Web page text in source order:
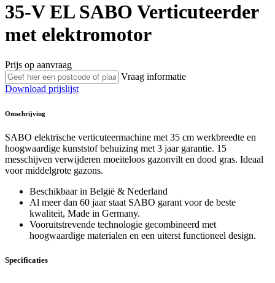
35-V EL SABO Verticuteerder
met elektromotor
Prijs op aanvraag
Vraag informatie
Download prijslijst
Omschrijving
SABO elektrische verticuteermachine met 35 cm werkbreedte en
hoogwaardige kunststof behuizing met 3 jaar garantie. 15
messchijven verwijderen moeiteloos gazonvilt en dood gras. Ideaal
voor middelgrote gazons.
Beschikbaar in België & Nederland
Al meer dan 60 jaar staat SABO garant voor de beste
kwaliteit, Made in Germany.
Vooruitstrevende technologie gecombineerd met
hoogwaardige materialen en een uiterst functioneel design.
Specificaties